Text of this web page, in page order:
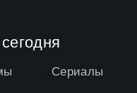
Сериалы